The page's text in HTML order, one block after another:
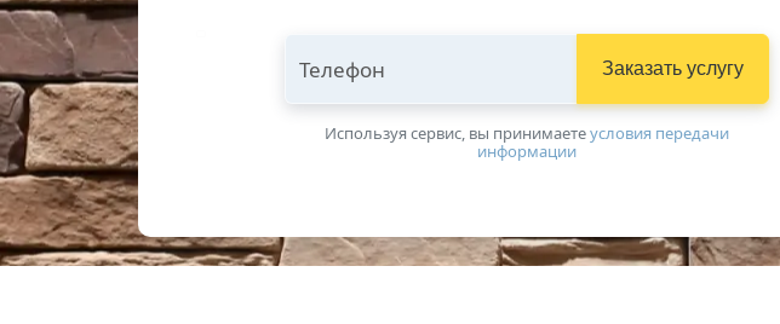
Телефон Заказать услугу
Используя сервис, вы принимаетeусловия передачи
информации